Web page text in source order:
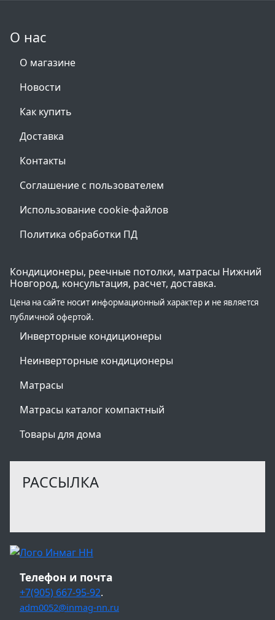
О нас
О магазине
Новости
Как купить
Доставка
Контакты
Соглашение с пользователем
Использование cookie-файлов
Политика обработки ПД
Кондиционеры, реечные потолки, матрасы Нижний
Новгород, консультация, расчет, доставка.
Цена на сайте носит информационный характер и не является
публичной офертой.
Инверторные кондиционеры
Неинверторные кондиционеры
Матрасы
Матрасы каталог компактный
Товары для дома
РАССЫЛКА
Телефон и почта
+7(905) 667-95-92.
adm0052@inmag-nn.ru